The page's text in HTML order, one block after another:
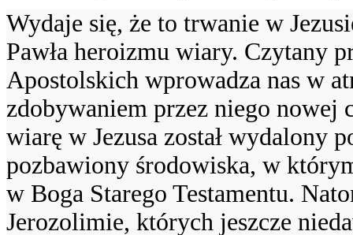
Wydaje się, że to trwanie w
Pawła heroizmu wiary. Czytany
Apostolskich wprowadza nas w
zdobywaniem przez niego nowej
wiarę w Jezusa został wydalony
pozbawiony środowiska, w
w Boga Starego Testamentu.
Jerozolimie, których jeszcze